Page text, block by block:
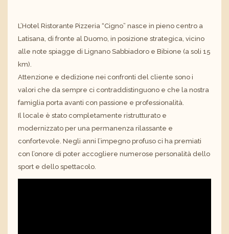
L’Hotel Ristorante Pizzeria “Cigno” nasce in pieno centro a
Latisana, di fronte al Duomo, in posizione strategica, vicino
alle note spiagge di Lignano Sabbiadoro e Bibione (a soli 15
km).
Attenzione e dedizione nei confronti del cliente sono i
valori che da sempre ci contraddistinguono e che la nostra
famiglia porta avanti con passione e professionalità.
Il locale è stato completamente ristrutturato e
modernizzato per una permanenza rilassante e
confortevole. Negli anni l’impegno profuso ci ha premiati
con l’onore di poter accogliere numerose personalità dello
sport e dello spettacolo.